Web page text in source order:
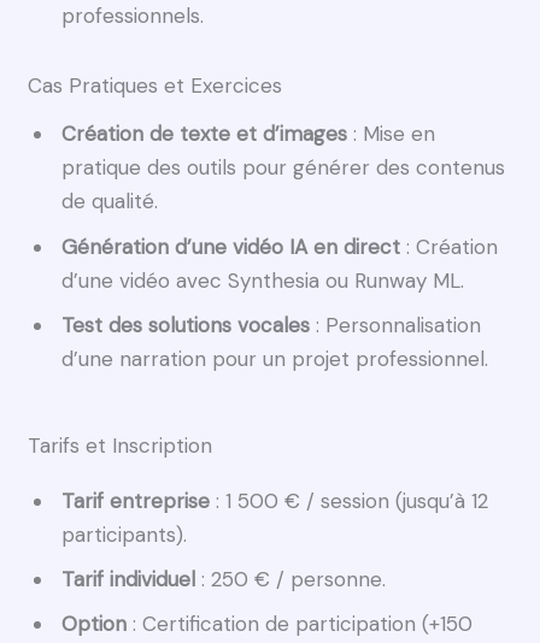
professionnels.
Cas Pratiques et Exercices
Création de texte et d’images : Mise en
pratique des outils pour générer des contenus
de qualité.
Génération d’une vidéo IA en direct : Création
d’une vidéo avec Synthesia ou Runway ML.
Test des solutions vocales : Personnalisation
d’une narration pour un projet professionnel.
Tarifs et Inscription
Tarif entreprise : 1 500 € / session (jusqu’à 12
participants).
Tarif individuel : 250 € / personne.
Option : Certification de participation (+150